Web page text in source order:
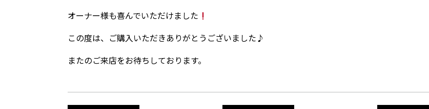
オーナー様も喜んでいただけました
この度は、ご購入いただきありがとうございました♪
またのご来店をお待ちしております。